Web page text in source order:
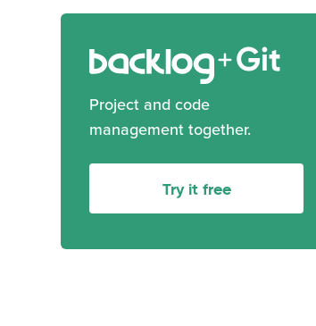
Git
Project and code
management together.
Try it free